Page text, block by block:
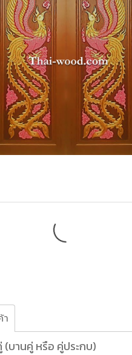
า
(บานคู่ หรือ คู่ประกบ)